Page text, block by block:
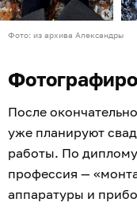
Фото: из архива Александры
После
уже планируют
работы. По
профессия —
аппаратуры и